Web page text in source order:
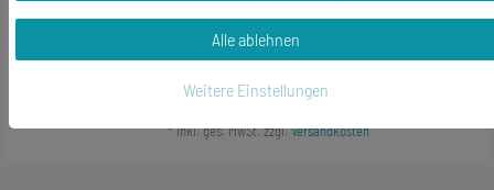
17,27 € *
Artikel anzeigen
*inkl. ges. MwSt.zzgl.Versandkosten
Alle ablehnen
Weitere Einstellungen